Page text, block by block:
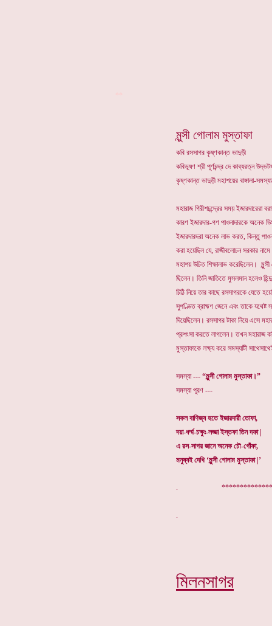
.
মিলনসাগর
মুন্সী গোলাম মুস্তাফা
কবি রসসাগর কৃষ্ণকান্ত ভাদুড়ী
কবিভূষণ শ্রী পূর্ণচন্দ্র দে কাব্যরত্ন
কৃষ্ণকান্ত ভাদুড়ী মহাশয়ের বাঙ্গালা-
মহারাজ গিরীশচন্দ্রের সময় ইজারদারেরা
কারণ ইজারদার-গণ পাওনাদারকে অনেক
ইজারদারদরা অনেক লাভ করত, কিন্তু
করা হয়েছিল যে, রাজীবলোচন সরকার
মহাশয় উচিত শিক্ষালাভ করেছিলেন।
ছিলেন। তিনি জাতিতে মুসলমান হলেও
চিঠি নিয়ে তার কাছে রসসাগরকে যেতে
সুপণ্ডিত ব্রাহ্মণ জেনে এবং তাকে যথেষ্ট
দিয়েছিলেন। রসসাগর টাকা নিয়ে এসে
প্রশংসা করতে লাগলেন। তখন মহারাজ
মুস্তাফাকে লক্ষ্য করে সমস্যাটী
সমস্যা --- “মুন্সী গোলাম মুস্তাফা।”
সমস্যা পূরণ ---
সকল বাণিজ্য হতে ইজারদারী তোফা,
দয়া-ধর্ম্ম-চক্ষুঃ-লজ্জা ইস্তফা তিন দফা |
এ রস-সাগর জানে অনেক চৌ-গোঁফা,
মনুষ্যই দেখি ‘মুন্সী গোলাম মুস্তাফা |’